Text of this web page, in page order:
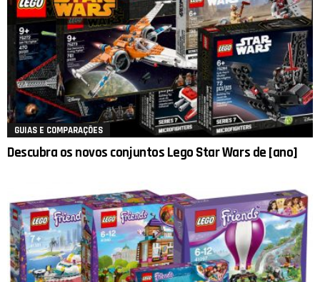
GUIAS E COMPARAÇÕES
Descubra os novos conjuntos Lego Star Wars de [ano]